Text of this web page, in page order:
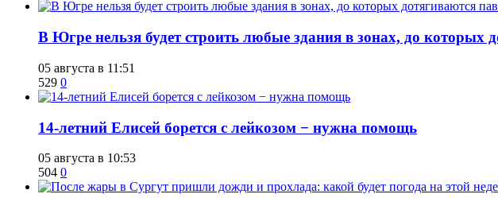
В Югре нельзя будет строить любые здания в зонах, до которых
05 августа в 11:51
529 0
14-летний Елисей борется с лейкозом − нужна помощь
05 августа в 10:53
504 0